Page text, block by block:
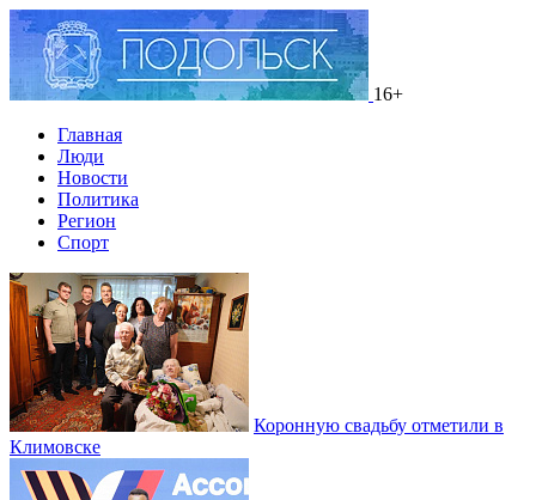
16+
Главная
Люди
Новости
Политика
Регион
Спорт
Коронную свадьбу отметили в
Климовске